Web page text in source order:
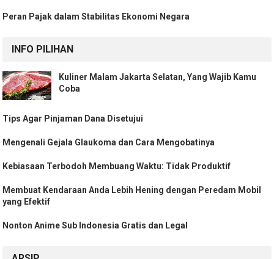
Peran Pajak dalam Stabilitas Ekonomi Negara
INFO PILIHAN
Kuliner Malam Jakarta Selatan, Yang Wajib Kamu
Coba
Tips Agar Pinjaman Dana Disetujui
Mengenali Gejala Glaukoma dan Cara Mengobatinya
Kebiasaan Terbodoh Membuang Waktu: Tidak Produktif
Membuat Kendaraan Anda Lebih Hening dengan Peredam Mobil
yang Efektif
Nonton Anime Sub Indonesia Gratis dan Legal